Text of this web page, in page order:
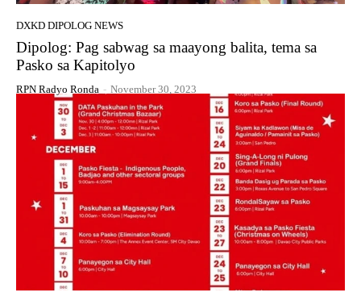
DXKD DIPOLOG NEWS
Dipolog: Pag sabwag sa maayong balita, tema sa
Pasko sa Kapitolyo
RPN Radyo Ronda - November 30, 2023